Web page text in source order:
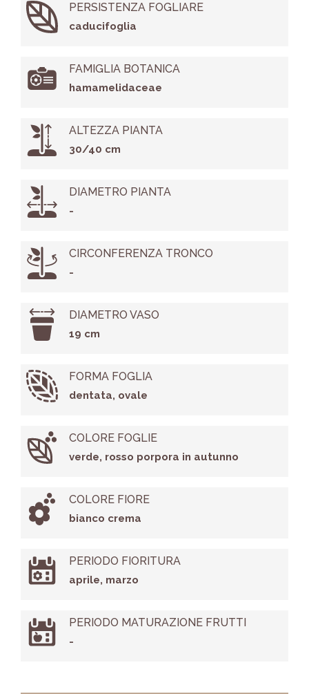
PERSISTENZA FOGLIARE
caducifoglia
FAMIGLIA BOTANICA
hamamelidaceae
ALTEZZA PIANTA
30/40 cm
DIAMETRO PIANTA
-
CIRCONFERENZA TRONCO
-
DIAMETRO VASO
19 cm
FORMA FOGLIA
dentata, ovale
COLORE FOGLIE
verde, rosso porpora in autunno
COLORE FIORE
bianco crema
PERIODO FIORITURA
aprile, marzo
PERIODO MATURAZIONE FRUTTI
-